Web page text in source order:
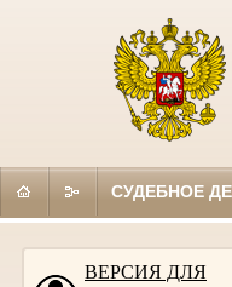
СУДЕБНОЕ
ВЕРСИЯ ДЛЯ